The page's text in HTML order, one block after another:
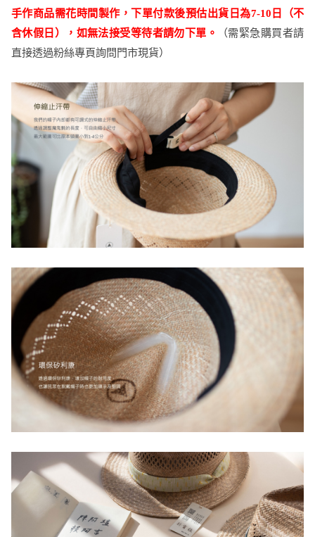
手作商品需花時間製作，下單付款後預估出貨日為7-10日（不
含休假日），如無法接受等待者請勿下單。
（需緊急購買者請
直接透過粉絲專頁詢問門市現貨）